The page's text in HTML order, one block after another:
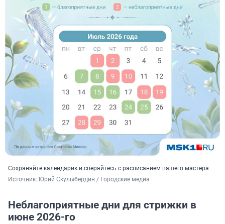
Сохраняйте календарик и сверяйтесь с расписанием вашего мастера
Источник: Юрий Скулыбердин / Городские медиа
Неблагоприятные дни для стрижки в
июне 2026-го